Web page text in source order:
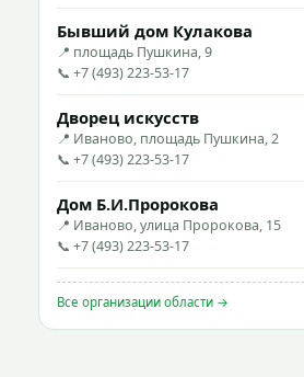
Бывший дом Кулакова
📍 площадь Пушкина, 9
📞 +7 (493) 223-53-17
Дворец искусств
📍 Иваново, площадь Пушкина, 2
📞 +7 (493) 223-53-17
Дом Б.И.Пророкова
📍 Иваново, улица Пророкова, 15
📞 +7 (493) 223-53-17
Все организации области →